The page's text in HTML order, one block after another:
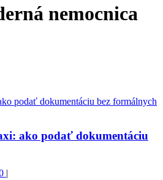
nemocnica
ako podať dokumentáciu
|